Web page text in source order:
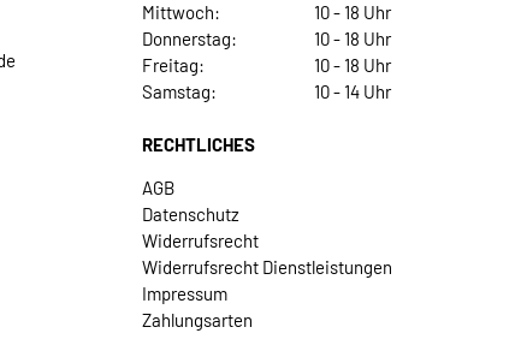
Mittwoch:
10 - 18 Uhr
Donnerstag:
10 - 18 Uhr
Freitag:
10 - 18 Uhr
Samstag:
10 - 14 Uhr
RECHTLICHES
AGB
Datenschutz
Widerrufsrecht
Widerrufsrecht Dienstleistungen
Impressum
Zahlungsarten